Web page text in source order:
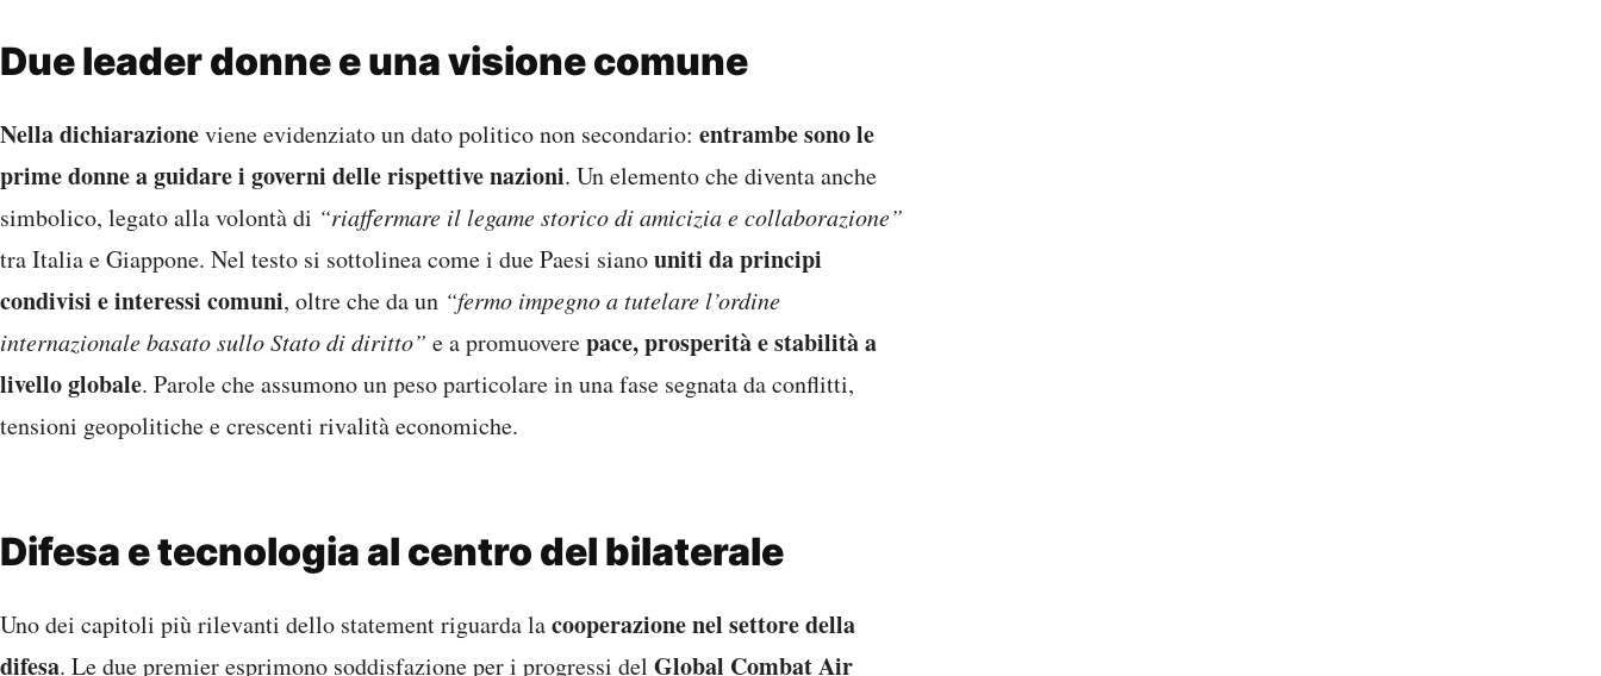
Due leader donne e una visione comune
Nella dichiarazioneviene evidenziato un dato politico non secondario: entrambe sono le
prime donne a guidare i governi delle rispettive nazioni. Un elemento che diventa anche
simbolico, legato alla volontà di “riaffermare il legame storico di amicizia e collaborazione”
tra Italia e Giappone. Nel testo si sottolinea come i due Paesi sianouniti da principi
condivisi e interessi comuni, oltre che da un “fermo impegno a tutelare l’ordine
internazionale basato sullo Stato di diritto” e a promuoverepace, prosperità e stabilità a
livello globale. Parole che assumono un peso particolare in una fase segnata da conflitti,
tensioni geopolitiche e crescenti rivalità economiche.
Difesa e tecnologia al centro del bilaterale
Uno dei capitoli più rilevanti dello statement riguarda lacooperazione nel settore della
difesa. Le due premier esprimono soddisfazione per i progressi del Global Combat Air